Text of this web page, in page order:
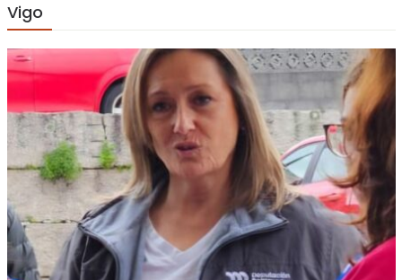
Vigo